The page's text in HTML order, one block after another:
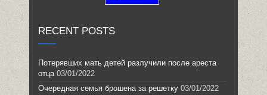
RECENT POSTS
Потерявших мать детей разлучили после ареста
отца 03/01/2022
Очередная семья брошена за решетку 03/01/2022